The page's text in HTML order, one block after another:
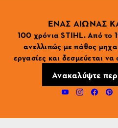
ΕΝΑΣ ΑΙΩΝΑΣ
100 χρόνια STIHL. Από το
ανελλιπώς με πάθος
εργασίες και δεσμεύεται να
Ανακαλύψτε